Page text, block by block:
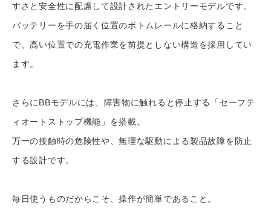
すさと安全性に配慮して設計されたエントリーモデルです。
バッテリーを手の届く位置のボトムレールに格納すること
で、高い位置での充電作業を前提としない構造を採用してい
ます。
さらにBBモデルには、障害物に触れると停止する「セーフテ
ィオートストップ機能」を搭載。
万一の接触時の危険性や、無理な駆動による製品故障を防止
する設計です。
毎日使うものだからこそ、操作が簡単であること。